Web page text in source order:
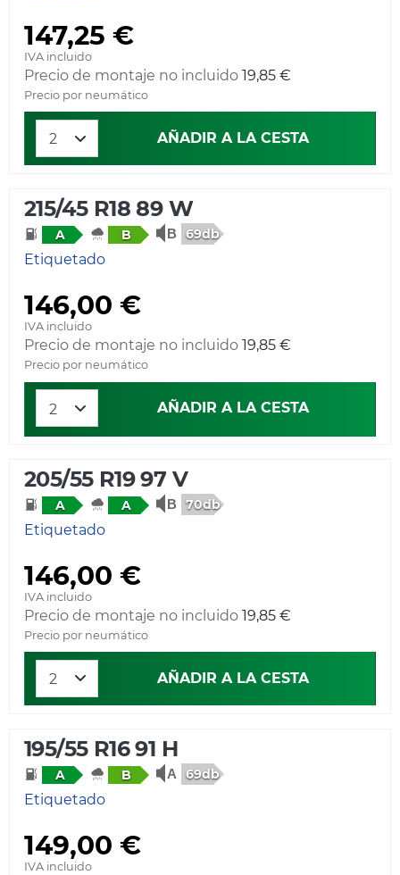
147,25 €
IVA incluido
Precio de montaje no incluido 19,85 €
Precio por neumático
AÑADIR A LA CESTA
215/45 R18 89 W
A B 69db
Etiquetado
146,00 €
IVA incluido
Precio de montaje no incluido 19,85 €
Precio por neumático
AÑADIR A LA CESTA
205/55 R19 97 V
A A 70db
Etiquetado
146,00 €
IVA incluido
Precio de montaje no incluido 19,85 €
Precio por neumático
AÑADIR A LA CESTA
195/55 R16 91 H
A B 69db
Etiquetado
149,00 €
IVA incluido